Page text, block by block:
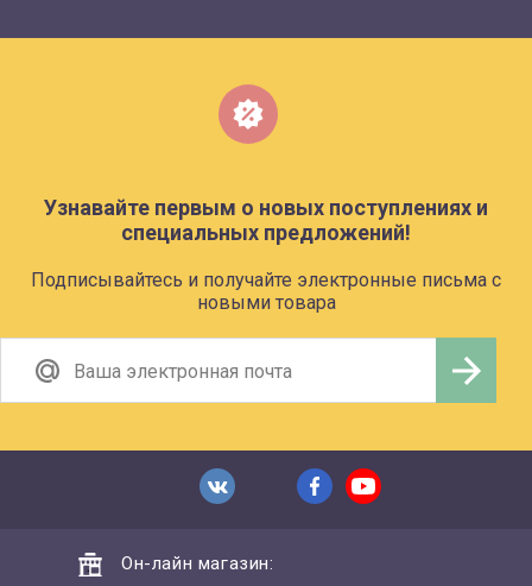
Узнавайте первым о новых поступлениях и
специальных предложений!
Подписывайтесь и получайте электронные письма с
новыми товара
Он-лайн магазин: